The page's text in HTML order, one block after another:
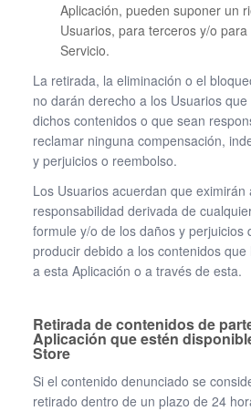
Aplicación, pueden suponer un
Usuarios, para terceros y/o
Servicio.
La retirada, la eliminación o el
no darán derecho a los Usuarios
dichos contenidos o que sean
reclamar ninguna compensación,
y perjuicios o reembolso.
Los Usuarios acuerdan que
responsabilidad derivada de
formule y/o de los daños y perjuicios
producir debido a los contenidos
a esta Aplicación o a través de esta.
Retirada de contenidos de
Aplicación que estén
Store
Si el contenido denunciado se
retirado dentro de un plazo de 24